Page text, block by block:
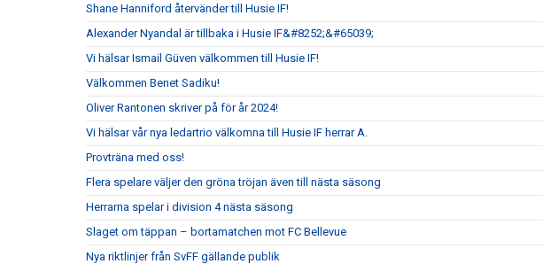
Shane Hanniford återvänder till Husie IF!
Alexander Nyandal är tillbaka i Husie IF&#8252;&#65039;
Vi hälsar Ismail Güven välkommen till Husie IF!
Välkommen Benet Sadiku!
Oliver Rantonen skriver på för år 2024!
Vi hälsar vår nya ledartrio välkomna till Husie IF herrar A.
Provträna med oss!
Flera spelare väljer den gröna tröjan även till nästa säsong
Herrarna spelar i division 4 nästa säsong
Slaget om täppan – bortamatchen mot FC Bellevue
Nya riktlinjer från SvFF gällande publik